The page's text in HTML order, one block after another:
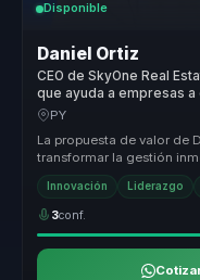
Disponible
Daniel Ortiz
CEO de SkyOne Real
que ayuda a empresas
crecimiento y ventaja
PY
La propuesta de valor de
transformar la gestión
impl...
Innovación Liderazgo
3conf.